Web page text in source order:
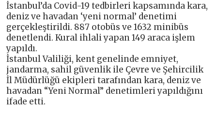
İstanbul’da Covid-19 tedbirleri kapsamında kara,
deniz ve havadan ‘yeni normal’ denetimi
gerçekleştirildi. 887 otobüs ve 1632 minibüs
denetlendi. Kural ihlali yapan 149 araca işlem
yapıldı.
İstanbul Valiliği, kent genelinde emniyet,
jandarma, sahil güvenlik ile Çevre ve Şehircilik
İl Müdürlüğü ekipleri tarafından kara, deniz ve
havadan “Yeni Normal” denetimleri yapıldığını
ifade etti.